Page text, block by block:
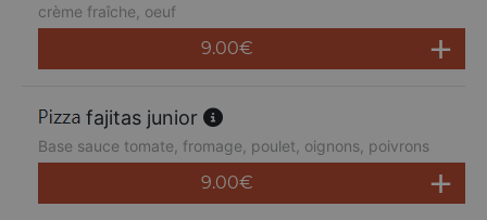
crème fraîche, oeuf
9.00€
fajitas junior
Base sauce tomate, fromage, poulet, oignons, poivrons
9.00€